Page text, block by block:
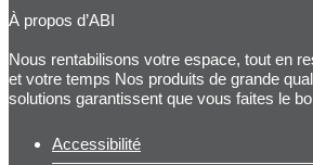
À propos d’ABI
Nous rentabilisons votre espace, tout en
et votre temps Nos produits de grande
solutions garantissent que vous faites le
Accessibilité